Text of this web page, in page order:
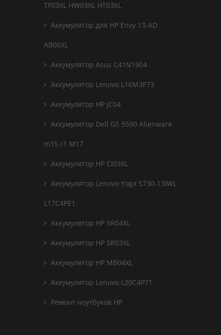
TF03XL HW03XL HT03XL
Аккумулятор для HP Envy 13-AD
AB06XL
Аккумулятор Asus C41N1904
Аккумулятор Lenovo L16M3P73
Аккумулятор HP JC04
Аккумулятор Dell G5 5590 Alienware
m15 r1 M17
Аккумулятор HP CI03XL
Аккумулятор Lenovo Yoga S730-13IWL
L17C4PE1
Аккумулятор HP SR04XL
Аккумулятор HP SR03XL
Аккумулятор HP MB04XL
Аккумулятор Lenovo L20C4P71
Ремонт ноутбуков HP